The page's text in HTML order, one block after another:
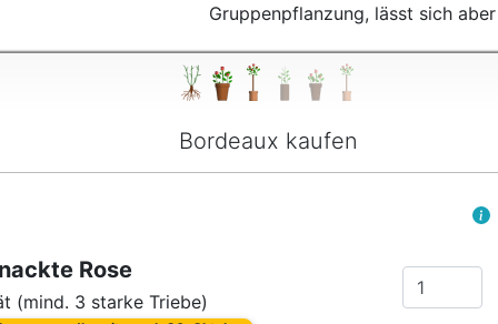
Gruppenpflanzung, lässt sich
Bordeaux kaufen
Rose
(mind. 3 starke Triebe)